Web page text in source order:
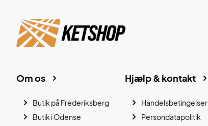
Hjælp & kontakt
Handelsbetingelser
Persondatapolitik
Om os
Butik på Frederiksberg
Butik i Odense